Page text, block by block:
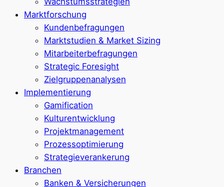
Marktforschung
Kundenbefragungen
Marktstudien & Market Sizing
Mitarbeiterbefragungen
Strategic Foresight
Zielgruppenanalysen
Implementierung
Gamification
Kulturentwicklung
Projektmanagement
Prozessoptimierung
Strategieverankerung
Branchen
Banken & Versicherungen